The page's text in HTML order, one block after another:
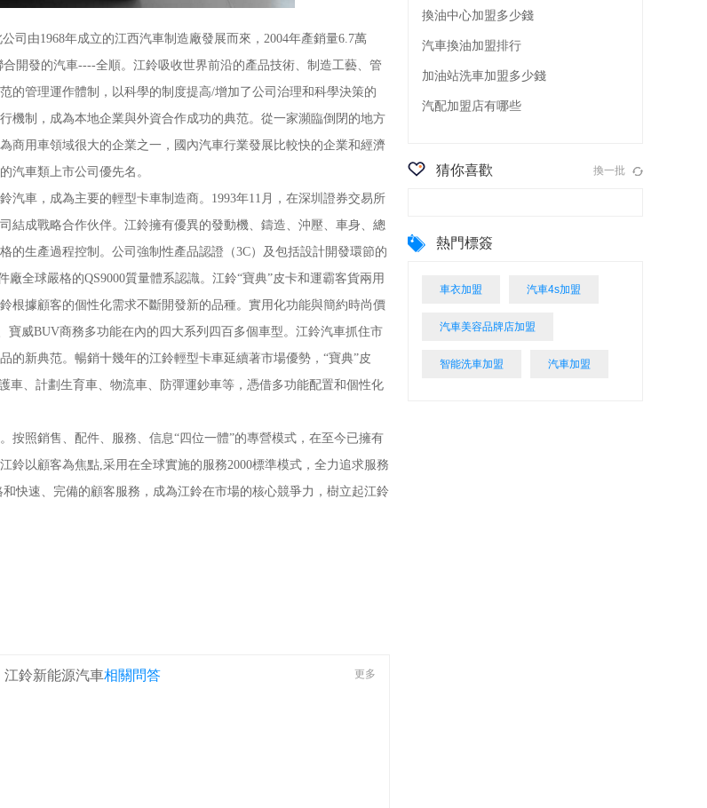
由1968年成立的江西汽車制造廠發展而來，2004年產銷量6.7萬
開發的汽車----全順。江鈴吸收世界前沿的產品技術、制造工藝、管
的管理運作體制，以科學的制度提高/增加了公司治理和科學決策的
機制，成為本地企業與外資合作成功的典范。從一家瀕臨倒閉的地方
商用車領域很大的企業之一，國內汽車行業發展比較快的企業和經濟
汽車類上市公司優先名。
車，成為主要的輕型卡車制造商。1993年11月，在深圳證券交易所
結成戰略合作伙伴。江鈴擁有優異的發動機、鑄造、沖壓、車身、總
生產過程控制。公司強制性產品認證（3C）及包括設計開發環節的
全球嚴格的QS9000質量體系認識。江鈴“寶典”皮卡和運霸客貨兩用
根據顧客的個性化需求不斷開發新的品種。實用化功能與簡約時尚價
寶威BUV商務多功能在內的四大系列四百多個車型。江鈴汽車抓住市
新典范。暢銷十幾年的江鈴輕型卡車延續著市場優勢，“寶典”皮
車、計劃生育車、物流車、防彈運鈔車等，憑借多功能配置和個性化
照銷售、配件、服務、信息“四位一體”的專營模式，在至今已擁有
鈴以顧客為焦點,采用在全球實施的服務2000標準模式，全力追求服務
快速、完備的顧客服務，成為江鈴在市場的核心競爭力，樹立起江鈴
江鈴新能源汽車相關問答 更多
換油中心加盟多少錢
汽車換油加盟排行
加油站洗車加盟多少錢
汽配加盟店有哪些
猜你喜歡 換一批
熱門標簽
車衣加盟 汽車4s加盟
汽車美容品牌店加盟
智能洗車加盟 汽車加盟